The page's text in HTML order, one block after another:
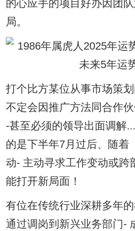
的心应手的项目好办因团
局。
打个比方某位从事市场策
不定会因推广方法同合作
-甚至必须的领导出面调解
的是下半年7月过后、随着
动- 主动寻求工作变动或跨
能打开新局面！
有位在传统行业深耕多年
通过调岗到新兴业务部门-